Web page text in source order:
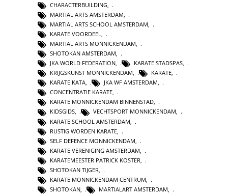
CHARACTERBUILDING
MARTIAL ARTS AMSTERDAM
MARTIAL ARTS SCHOOL AMSTERDAM
KARATE VOORDEEL
MARTIAL ARTS MONNICKENDAM,
SHOTOKAN AMSTERDAM,
JKA WORLD FEDERATION, KARATE STADSPAS,
KRIJGSKUNST MONNICKENDAM, KARATE,
KARATE KATA, JKA WF AMSTERDAM,
CONCENTRATIE KARATE,
KARATE MONNICKENDAM BINNENSTAD,
KIDSGIDS, VECHTSPORT MONNICKENDAM,
KARATE SCHOOL AMSTERDAM
RUSTIG WORDEN KARATE
SELF DEFENCE MONNICKENDAM
KARATE VERENIGING AMSTERDAM
KARATEMEESTER PATRICK KOSTER
SHOTOKAN TIJGER
KARATE MONNICKENDAM CENTRUM
SHOTOKAN
MARTIALART AMSTERDAM